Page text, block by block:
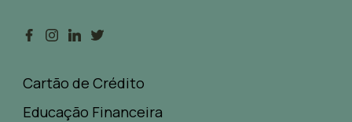
Cartão de Crédito
Educação Financeira